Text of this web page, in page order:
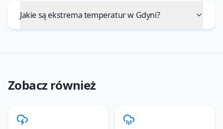
Jakie są ekstrema temperatur w Gdyni?
Zobacz również